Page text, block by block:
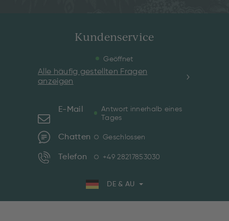
Kundenservice
Geöffnet
Alle häufig gestellten Fragen
anzeigen
E-Mail
Antwort innerhalb eines
Tages
Chatten Geschlossen
Telefon +49 28217853030
DE & AU